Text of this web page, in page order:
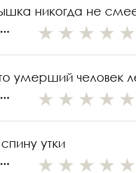
никогда не
умерший человек
утки